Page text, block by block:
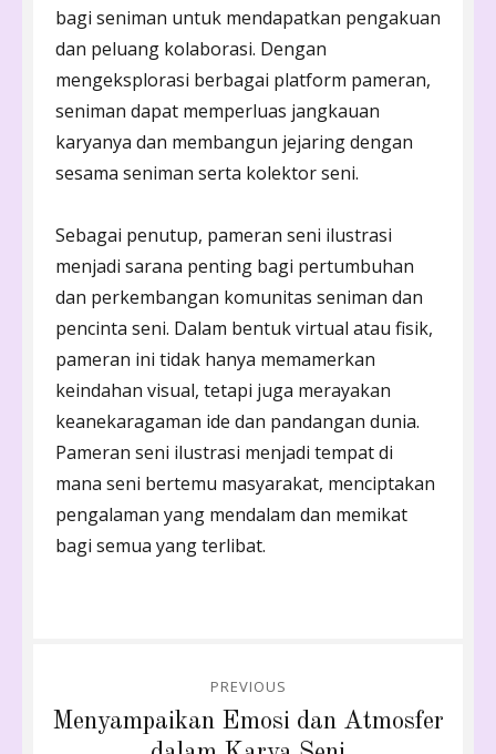
bagi seniman untuk mendapatkan pengakuan
dan peluang kolaborasi. Dengan
mengeksplorasi berbagai platform pameran,
seniman dapat memperluas jangkauan
karyanya dan membangun jejaring dengan
sesama seniman serta kolektor seni.
Sebagai penutup, pameran seni ilustrasi
menjadi sarana penting bagi pertumbuhan
dan perkembangan komunitas seniman dan
pencinta seni. Dalam bentuk virtual atau fisik,
pameran ini tidak hanya memamerkan
keindahan visual, tetapi juga merayakan
keanekaragaman ide dan pandangan dunia.
Pameran seni ilustrasi menjadi tempat di
mana seni bertemu masyarakat, menciptakan
pengalaman yang mendalam dan memikat
bagi semua yang terlibat.
navigation
PREVIOUS
Previous
Menyampaikan Emosi dan Atmosfer